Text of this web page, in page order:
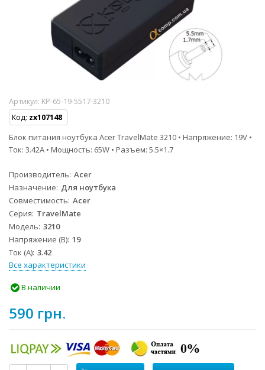
Артикул: KP-65-19-5517-3210
Код: zx107148
Блок питания ноутбука Acer TravelMate 3210 • Напряжение: 19V •
Ток: 3.42A • Мощность: 65W • Разъем: 5.5×1.7
Производитель Acer
Назначение Для ноутбука
Совместимость Acer
Серия TravelMate
Модель 3210
Напряжение (В) 19
Ток (А) 3.42
Все характеристики
В наличии
590 грн.